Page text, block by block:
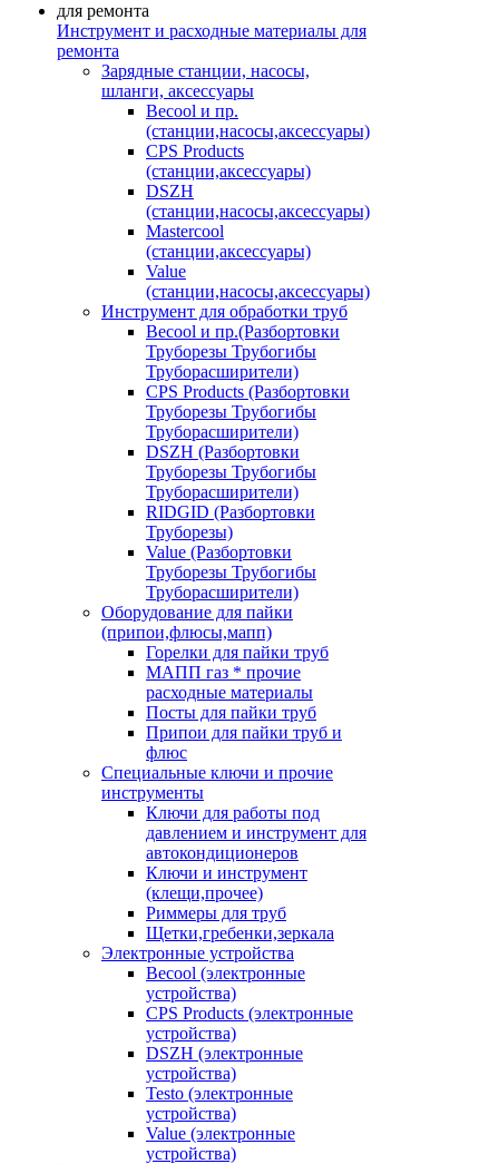
Инструмент и расходные материалы для
ремонта
Зарядные станции, насосы,
шланги, аксессуары
Becool и пр.
(станции,насосы,аксессуары)
CPS Products
(станции,аксессуары)
DSZH
(станции,насосы,аксессуары)
Mastercool
(станции,аксессуары)
Value
(станции,насосы,аксессуары)
Инструмент для обработки труб
Becool и пр.(Разбортовки
Труборезы Трубогибы
Труборасширители)
CPS Products (Разбортовки
Труборезы Трубогибы
Труборасширители)
DSZH (Разбортовки
Труборезы Трубогибы
Труборасширители)
RIDGID (Разбортовки
Труборезы)
Value (Разбортовки
Труборезы Трубогибы
Труборасширители)
Оборудование для пайки
(припои,флюсы,мапп)
Горелки для пайки труб
МАПП газ * прочие
расходные материалы
Посты для пайки труб
Припои для пайки труб и
флюс
Специальные ключи и прочие
инструменты
Ключи для работы под
давлением и инструмент для
автокондиционеров
Ключи и инструмент
(клещи,прочее)
Риммеры для труб
Щетки,гребенки,зеркала
Электронные устройства
Becool (электронные
устройства)
CPS Products (электронные
устройства)
DSZH (электронные
устройства)
Testo (электронные
устройства)
Value (электронные
устройства)